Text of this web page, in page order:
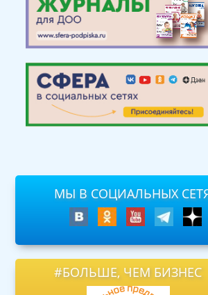
МЫ В СОЦИАЛЬНЫХ
#БОЛЬШЕ, ЧЕМ БИЗНЕС